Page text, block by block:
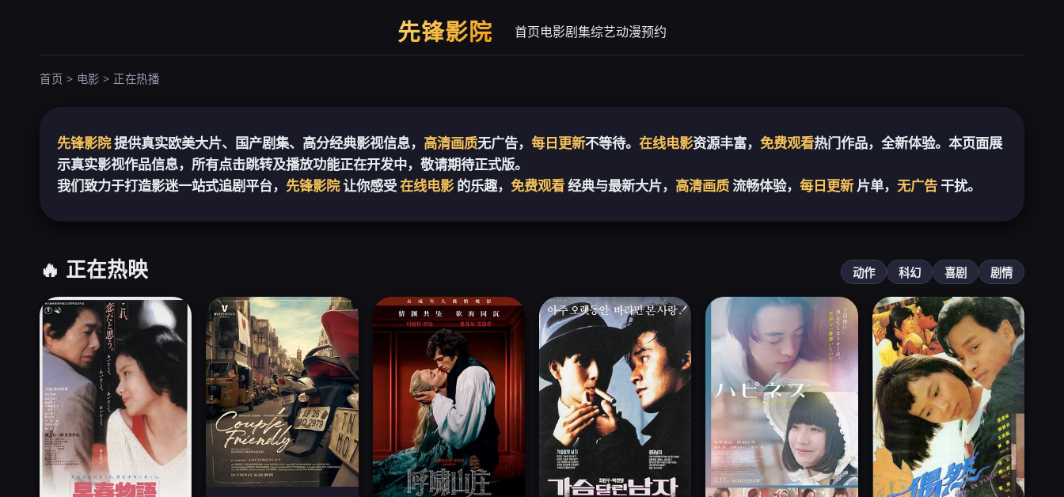
先锋影院 首页电影剧集综艺动漫预约
首页 > 电影 > 正在热播
先锋影院提供真实欧美大片、国产剧集、高分经典影视信息， 高清画质无广告， 每日更新不等待。 在线电影资源丰富， 免费观看热门作品，全新体验。本页面展
示真实影视作品信息，所有点击跳转及播放功能正在开发中，敬请期待正式版。
我们致力于打造影迷一站式追剧平台， 先锋影院让你感受在线电影的乐趣， 免费观看经典与最新大片， 高清画质流畅体验， 每日更新片单， 无广告 干扰。
🔥 正在热映 动作 科幻 喜剧 剧情